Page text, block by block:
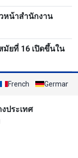
หน้าสำนักงาน
ยที่ 16 เปิดขึ้นใน
French German
ประเทศ